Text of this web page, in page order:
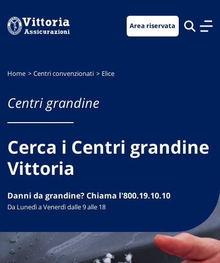
menu
contenuto
footer
Area riservata
Home Centri convenzionati Elice
Centri grandine
Cerca i Centri grandine
Vittoria
Danni da grandine? Chiama l'800.19.10.10
Da Lunedì a Venerdì dalle 9 alle 18